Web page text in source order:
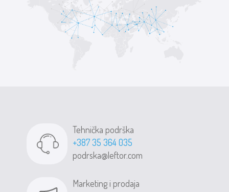
Tehnička podrška
+387 35 364 035
podrska@leftor.com
Marketing i prodaja